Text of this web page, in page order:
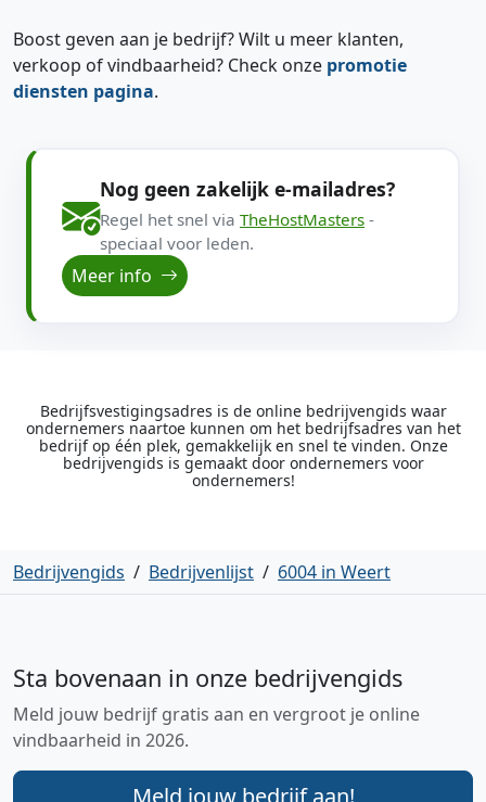
Boost geven aan je bedrijf? Wilt u meer klanten,
verkoop of vindbaarheid? Check onze promotie
diensten pagina.
Nog geen zakelijk e-mailadres?
Regel het snel via TheHostMasters -
speciaal voor leden.
Meer info
Bedrijfsvestigingsadres is de online bedrijvengids waar
ondernemers naartoe kunnen om het bedrijfsadres van het
bedrijf op één plek, gemakkelijk en snel te vinden. Onze
bedrijvengids is gemaakt door ondernemers voor
ondernemers!
Bedrijvengids / Bedrijvenlijst / 6004 in Weert
Sta bovenaan in onze bedrijvengids
Meld jouw bedrijf gratis aan en vergroot je online
vindbaarheid in 2026.
Meld jouw bedrijf aan!